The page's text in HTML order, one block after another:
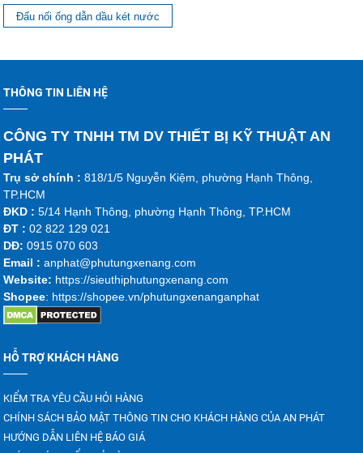
Đấu nối ống dẫn dầu két nước
THÔNG TIN LIÊN HỆ
CÔNG TY TNHH TM DV THIẾT BỊ KỸ THUẬT AN
PHÁT
Trụ sở chính : 818/1/5 Nguyễn Kiệm, phường Hạnh Thông,
TP.HCM
ĐKD :5/14 Hạnh Thông, phường Hạnh Thông, TP.HCM
ĐT : 02 822 129 021
DĐ:0915 070 603
Email :anphat@phutungxenang.com
Website: https://sieuthiphutungxenang.com
Shopee: https://shopee.vn/phutungxenanganphat
HỖ TRỢ KHÁCH HÀNG
KIỂM TRA YÊU CẦU HỎI HÀNG
CHÍNH SÁCH BẢO MẬT THÔNG TIN CHO KHÁCH HÀNG CỦA AN PHÁT
HƯỚNG DẪN LIÊN HỆ BÁO GIÁ